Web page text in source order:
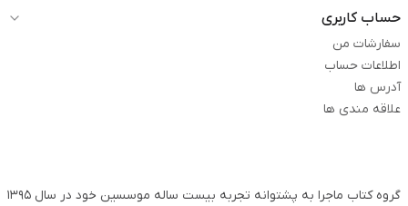
حساب کاربری
سفارشات من
اطلاعات حساب
آدرس ها
علاقه مندی ها
گروه کتاب ماجرا به پشتوانه تجربه بیست ساله موسسین خود در سال ۱۳۹۵